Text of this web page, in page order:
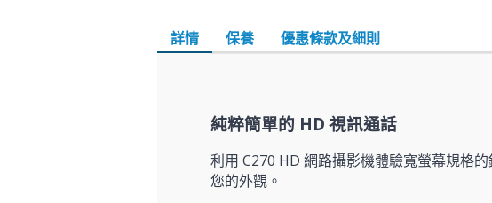
詳情 保養 優惠條款及細則
純粹簡單的 HD 視訊通話
利用 C270 HD 網路攝影機體驗寬螢幕規格
您的外觀。